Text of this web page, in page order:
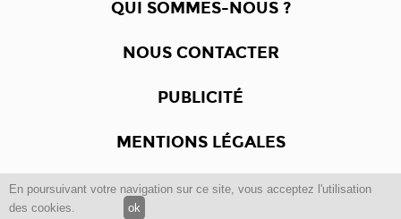
En poursuivant votre navigation sur ce site, vous acceptez l'utilisation
des cookies.
ok
QUI SOMMES-NOUS ?
NOUS CONTACTER
PUBLICITÉ
MENTIONS LÉGALES
Copyright © 2012 -2017Dewalgo- Tous droits réservés.